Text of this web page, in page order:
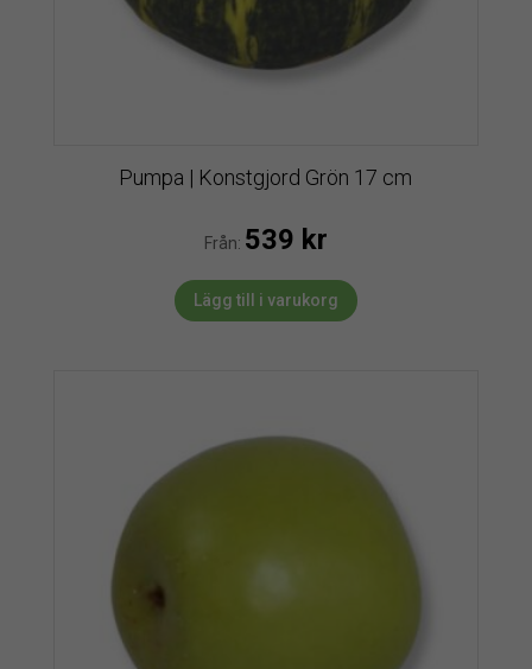
Pumpa | Konstgjord Grön 17 cm
Från: 539 kr
Lägg till i varukorg